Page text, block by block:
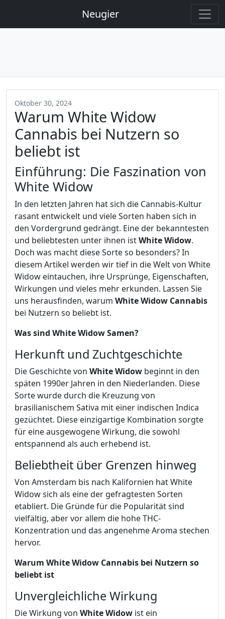
Neugier
Oktober 30, 2024
Warum White Widow
Cannabis bei Nutzern so
beliebt ist
Einführung: Die Faszination von
White Widow
In den letzten Jahren hat sich die Cannabis-Kultur
rasant entwickelt und viele Sorten haben sich in
den Vordergrund gedrängt. Eine der bekanntesten
und beliebtesten unter ihnen istWhite Widow.
Doch was macht diese Sorte so besonders? In
diesem Artikel werden wir tief in die Welt von White
Widow eintauchen, ihre Ursprünge, Eigenschaften,
Wirkungen und vieles mehr erkunden. Lassen Sie
uns herausfinden, warum White Widow Cannabis
bei Nutzern so beliebt ist.
Was sind White Widow Samen?
Herkunft und Zuchtgeschichte
Die Geschichte von White Widow beginnt in den
späten 1990er Jahren in den Niederlanden. Diese
Sorte wurde durch die Kreuzung von
brasilianischem Sativa mit einer indischen Indica
gezüchtet. Diese einzigartige Kombination sorgte
für eine ausgewogene Wirkung, die sowohl
entspannend als auch erhebend ist.
Beliebtheit über Grenzen hinweg
Von Amsterdam bis nach Kalifornien hat White
Widow sich als eine der gefragtesten Sorten
etabliert. Die Gründe für die Popularität sind
vielfältig, aber vor allem die hohe THC-
Konzentration und das angenehme Aroma stechen
hervor.
Warum White Widow Cannabis bei Nutzern so
beliebt ist
Unvergleichliche Wirkung
Die Wirkung von White Widow ist ein